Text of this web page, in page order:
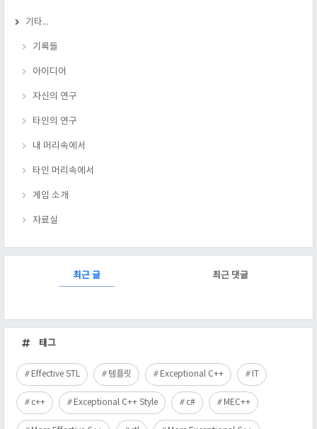
기타...
기록들
아이디어
자신의 연구
타인의 연구
내 머리속에서
타인 머리속에서
게임 소개
자료실
최근 글 최근 댓글
근
글
태그
Effective STL 템플릿 Exceptional C++ IT
c++ Exceptional C++ Style c# MEC++